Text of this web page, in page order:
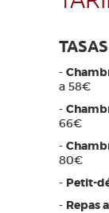
-
a 58€
-
66€
-
80€
- Petit-
- Repas